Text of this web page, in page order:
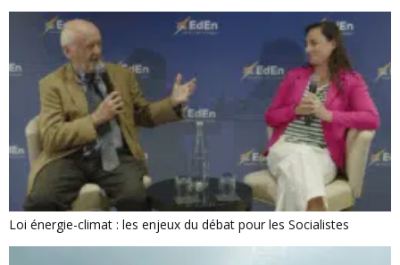
Loi énergie-climat : les enjeux du débat pour les Socialistes